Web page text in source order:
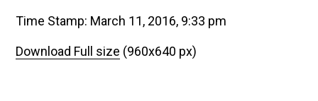
Time Stamp: March 11, 2016, 9:33 pm
Download Full size (960x640 px)